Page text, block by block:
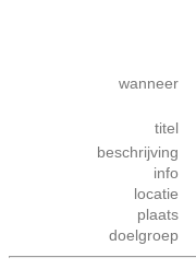
wanneer
titel
beschrijving
info
locatie
plaats
doelgroep